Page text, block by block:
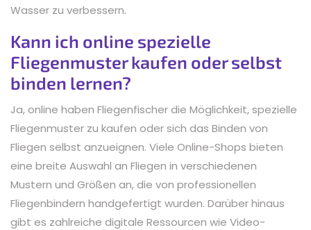
Wasser zu verbessern.
Kann ich online spezielle
Fliegenmuster kaufen oder selbst
binden lernen?
Ja, online haben Fliegenfischer die Möglichkeit, spezielle
Fliegenmuster zu kaufen oder sich das Binden von
Fliegen selbst anzueignen. Viele Online-Shops bieten
eine breite Auswahl an Fliegen in verschiedenen
Mustern und Größen an, die von professionellen
Fliegenbindern handgefertigt wurden. Darüber hinaus
gibt es zahlreiche digitale Ressourcen wie Video-